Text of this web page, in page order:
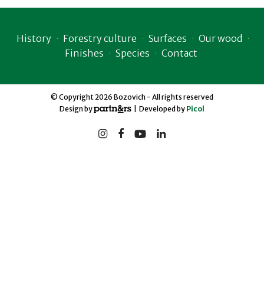
History Forestry culture Surfaces
Our wood
Finishes
Species Contact
© Copyright 2026 Bozovich - All rights reserved
Design by
| Developed by Picol